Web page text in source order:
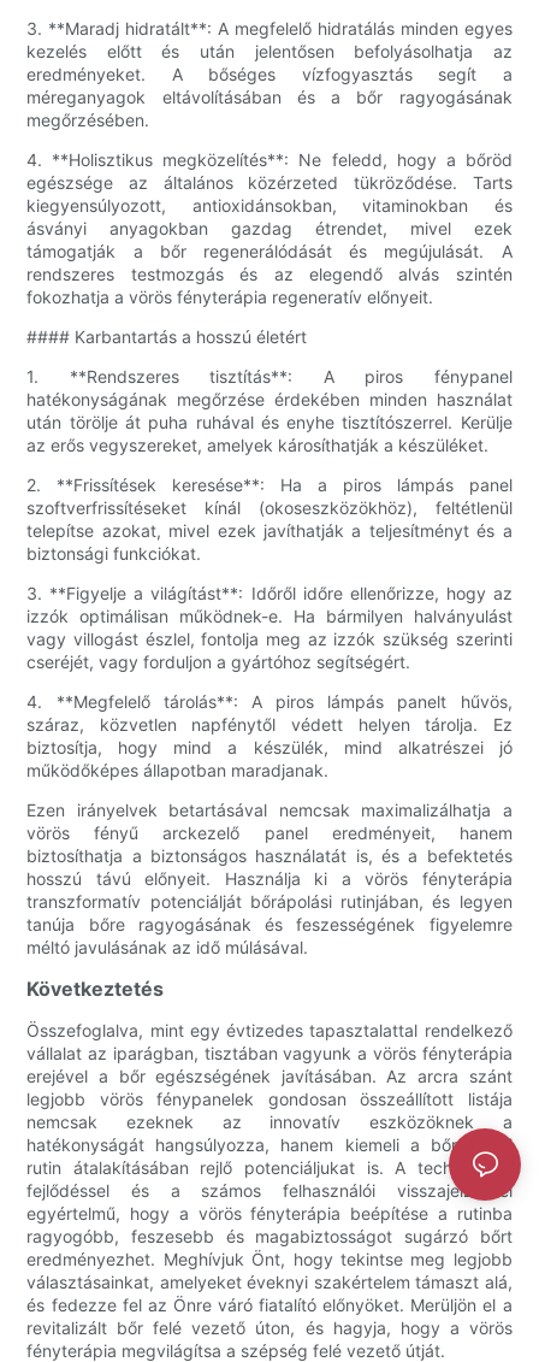
3. **Maradj hidratált**: A megfelelő hidratálás minden egyes
kezelés előtt és után jelentősen befolyásolhatja az
eredményeket. A bőséges vízfogyasztás segít a
méreganyagok eltávolításában és a bőr ragyogásának
megőrzésében.
4. **Holisztikus megközelítés**: Ne feledd, hogy a bőröd
egészsége az általános közérzeted tükröződése. Tarts
kiegyensúlyozott, antioxidánsokban, vitaminokban és
ásványi anyagokban gazdag étrendet, mivel ezek
támogatják a bőr regenerálódását és megújulását. A
rendszeres testmozgás és az elegendő alvás szintén
fokozhatja a vörös fényterápia regeneratív előnyeit.
#### Karbantartás a hosszú életért
1. **Rendszeres tisztítás**: A piros fénypanel
hatékonyságának megőrzése érdekében minden használat
után törölje át puha ruhával és enyhe tisztítószerrel. Kerülje
az erős vegyszereket, amelyek károsíthatják a készüléket.
2. **Frissítések keresése**: Ha a piros lámpás panel
szoftverfrissítéseket kínál (okoseszközökhöz), feltétlenül
telepítse azokat, mivel ezek javíthatják a teljesítményt és a
biztonsági funkciókat.
3. **Figyelje a világítást**: Időről időre ellenőrizze, hogy az
izzók optimálisan működnek-e. Ha bármilyen halványulást
vagy villogást észlel, fontolja meg az izzók szükség szerinti
cseréjét, vagy forduljon a gyártóhoz segítségért.
4. **Megfelelő tárolás**: A piros lámpás panelt hűvös,
száraz, közvetlen napfénytől védett helyen tárolja. Ez
biztosítja, hogy mind a készülék, mind alkatrészei jó
működőképes állapotban maradjanak.
Ezen irányelvek betartásával nemcsak maximalizálhatja a
vörös fényű arckezelő panel eredményeit, hanem
biztosíthatja a biztonságos használatát is, és a befektetés
hosszú távú előnyeit. Használja ki a vörös fényterápia
transzformatív potenciálját bőrápolási rutinjában, és legyen
tanúja bőre ragyogásának és feszességének figyelemre
méltó javulásának az idő múlásával.
Következtetés
Összefoglalva, mint egy évtizedes tapasztalattal rendelkező
vállalat az iparágban, tisztában vagyunk a vörös fényterápia
erejével a bőr egészségének javításában. Az arcra szánt
legjobb vörös fénypanelek gondosan összeállított listája
nemcsak ezeknek az innovatív eszközöknek a
hatékonyságát hangsúlyozza, hanem kiemeli a bőrápolási
rutin átalakításában rejlő potenciáljukat is. A technológiai
fejlődéssel és a számos felhasználói visszajelzéssel
egyértelmű, hogy a vörös fényterápia beépítése a rutinba
ragyogóbb, feszesebb és magabiztosságot sugárzó bőrt
eredményezhet. Meghívjuk Önt, hogy tekintse meg legjobb
választásainkat, amelyeket éveknyi szakértelem támaszt alá,
és fedezze fel az Önre váró fiatalító előnyöket. Merüljön el a
revitalizált bőr felé vezető úton, és hagyja, hogy a vörös
fényterápia megvilágítsa a szépség felé vezető útját.